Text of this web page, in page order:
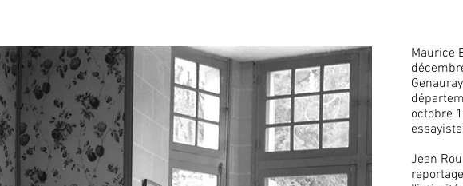
Maurice
octobre
essayiste
Jean